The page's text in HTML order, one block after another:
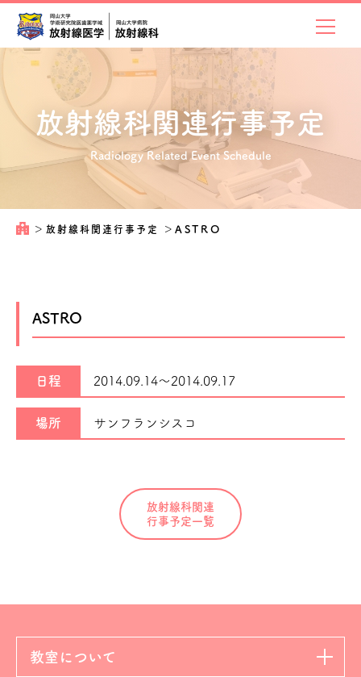
放射線科関連行事予定
Radiology Related Event Schedule
＞ 放射線科関連行事予定 ＞ASTRO
ASTRO
日程 2014.09.14～2014.09.17
場所 サンフランシスコ
放射線科関連
行事予定一覧
教室について